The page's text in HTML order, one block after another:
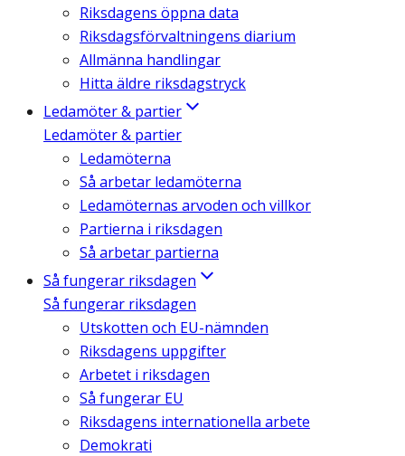
Riksdagens öppna data
Riksdagsförvaltningens diarium
Allmänna handlingar
Hitta äldre riksdagstryck
Ledamöter & partier
Ledamöter & partier
Ledamöterna
Så arbetar ledamöterna
Ledamöternas arvoden och villkor
Partierna i riksdagen
Så arbetar partierna
Så fungerar riksdagen
Så fungerar riksdagen
Utskotten och EU-nämnden
Riksdagens uppgifter
Arbetet i riksdagen
Så fungerar EU
Riksdagens internationella arbete
Demokrati